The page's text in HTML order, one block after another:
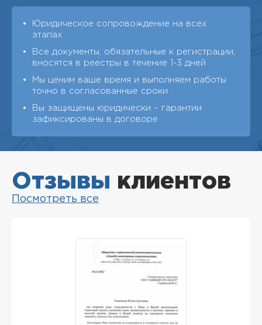
Юридическое сопровождение на всех
этапах
Все документы, обязательные к регистрации,
вносятся в реестры в течение 1-3 дней
Мы ценим ваше время и выполняем работы
точно в согласованные сроки
Вы защищены юридически – гарантии
зафиксированы в договоре
Отзывы клиентов
Посмотреть все